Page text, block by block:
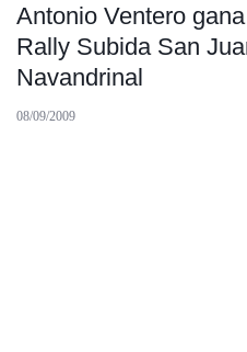
Antonio Ventero
Rally Subida San
Navandrinal
08/09/2009